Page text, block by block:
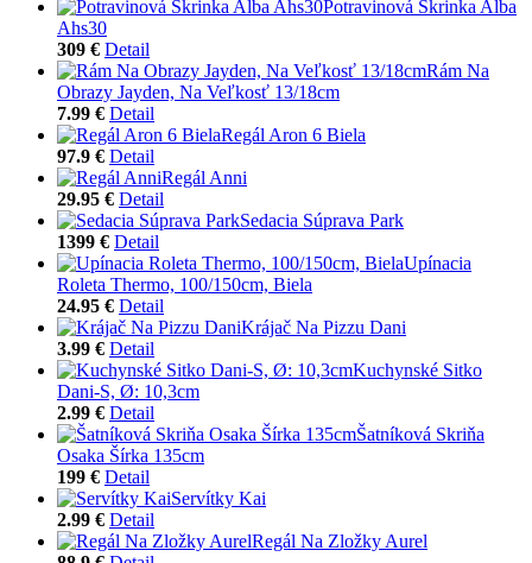
Potravinová Skrinka Alba
Ahs30
309 € Detail
Rám Na
Obrazy Jayden, Na Veľkosť 13/18cm
7.99 € Detail
Regál Aron 6 Biela
97.9 € Detail
Regál Anni
29.95 € Detail
Sedacia Súprava Park
1399 € Detail
Upínacia
Roleta Thermo, 100/150cm, Biela
24.95 € Detail
Krájač Na Pizzu Dani
3.99 € Detail
Kuchynské Sitko
Dani-S, Ø: 10,3cm
2.99 € Detail
Šatníková Skriňa
Osaka Šírka 135cm
199 € Detail
Servítky Kai
2.99 € Detail
Regál Na Zložky Aurel